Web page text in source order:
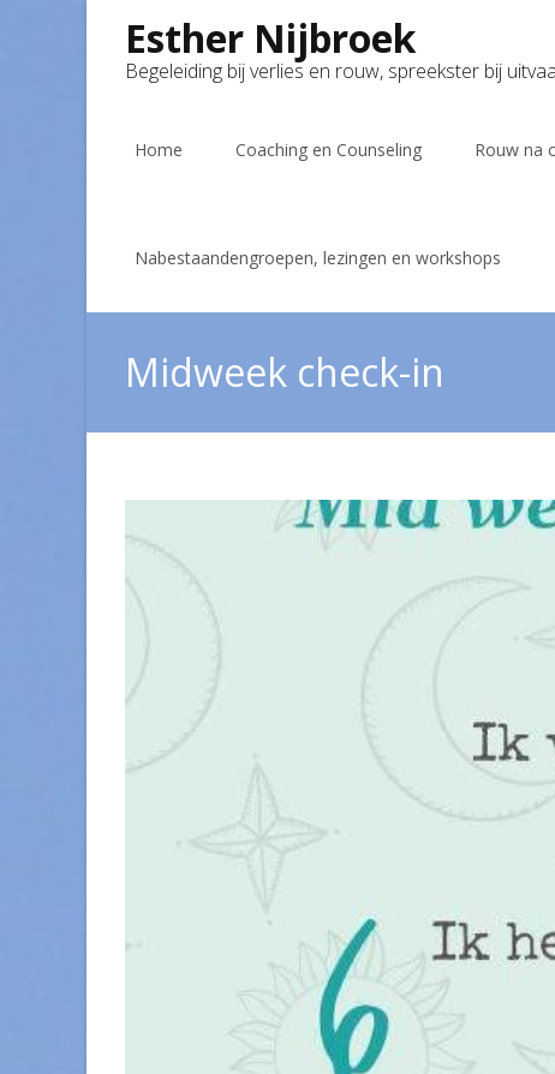
Esther Nijbroek
Begeleiding bij verlies en rouw, spreekster bij
Home Coaching en Counseling Rouw na
Nabestaandengroepen, lezingen en workshops
Midweek check-in